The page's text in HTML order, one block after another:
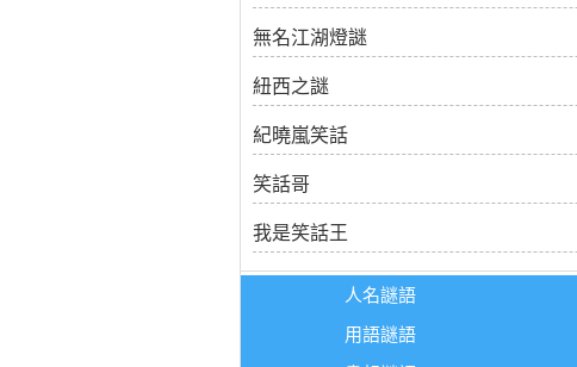
無名江湖燈謎
紐西之謎
紀曉嵐笑話
笑話哥
我是笑話王
人名謎語
用語謎語